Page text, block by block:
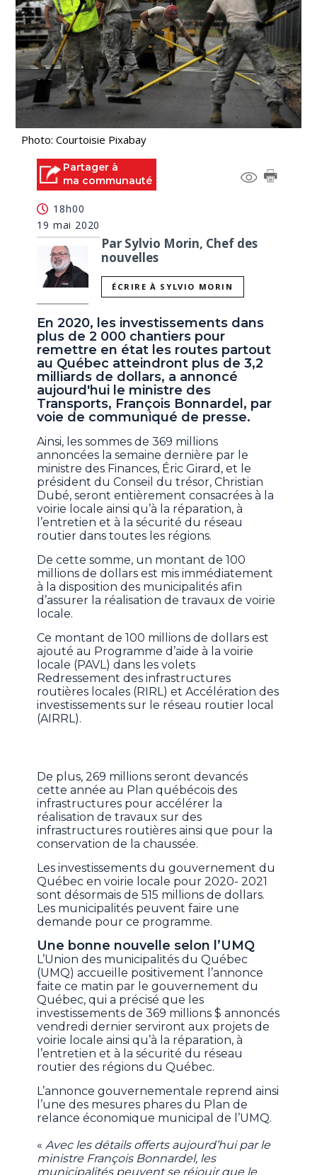
Photo: Courtoisie Pixabay
Partager à
ma communauté
18h00
19 mai 2020
Par Sylvio Morin, Chef des
nouvelles
ÉCRIRE À SYLVIO MORIN
En 2020, les investissements dans
plus de 2 000 chantiers pour
remettre en état les routes partout
au Québec atteindront plus de 3,2
milliards de dollars, a annoncé
aujourd'hui le ministre des
Transports, François Bonnardel, par
voie de communiqué de presse.
Ainsi, les sommes de 369 millions
annoncées la semaine dernière par le
ministre des Finances, Éric Girard, et le
président du Conseil du trésor, Christian
Dubé, seront entièrement consacrées à la
voirie locale ainsi qu’à la réparation, à
l’entretien et à la sécurité du réseau
routier dans toutes les régions.
De cette somme, un montant de 100
millions de dollars est mis immédiatement
à la disposition des municipalités afin
d’assurer la réalisation de travaux de voirie
locale.
Ce montant de 100 millions de dollars est
ajouté au Programme d’aide à la voirie
locale (PAVL) dans les volets
Redressement des infrastructures
routières locales (RIRL) et Accélération des
investissements sur le réseau routier local
(AIRRL).
De plus, 269 millions seront devancés
cette année au Plan québécois des
infrastructures pour accélérer la
réalisation de travaux sur des
infrastructures routières ainsi que pour la
conservation de la chaussée.
Les investissements du gouvernement du
Québec en voirie locale pour 2020- 2021
sont désormais de 515 millions de dollars.
Les municipalités peuvent faire une
demande pour ce programme.
Une bonne nouvelle selon l’UMQ
L’Union des municipalités du Québec
(UMQ) accueille positivement l’annonce
faite ce matin par le gouvernement du
Québec, qui a précisé que les
investissements de 369 millions $ annoncés
vendredi dernier serviront aux projets de
voirie locale ainsi qu’à la réparation, à
l’entretien et à la sécurité du réseau
routier des régions du Québec.
L’annonce gouvernementale reprend ainsi
l’une des mesures phares du Plan de
relance économique municipal de l’UMQ.
«Avec les détails offerts aujourd’hui par le
ministre François Bonnardel, les
municipalités peuvent se réjouir que le